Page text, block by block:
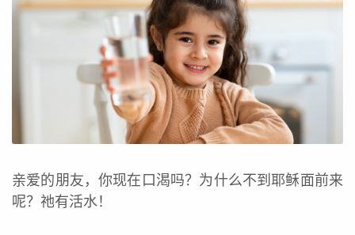
亲爱的朋友，你现在口渴吗？为什么不到耶稣面前来
呢？祂有活水！